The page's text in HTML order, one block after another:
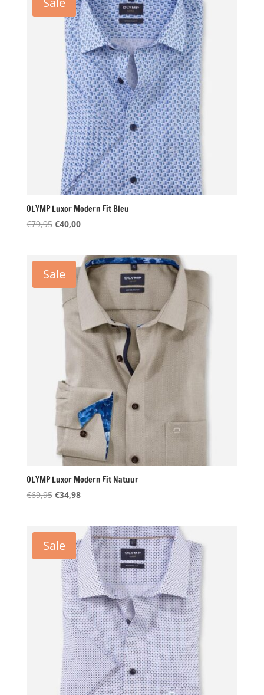
OLYMP Luxor Modern Fit Bleu
€79,95 Oorspronkelijke
€79,95.
€40,00Huidige
€40,00.
Sale
OLYMP Luxor Modern Fit Natuur
€69,95 Oorspronkelijke
€69,95.
€34,98Huidige
€34,98.
Sale